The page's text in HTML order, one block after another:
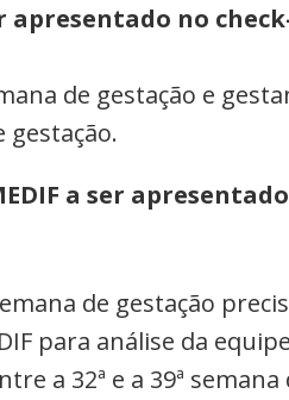
apresentado no
de gestação e
gestação.
a ser apresentado
de gestação
para análise da
a 32ª e a 39ª semana